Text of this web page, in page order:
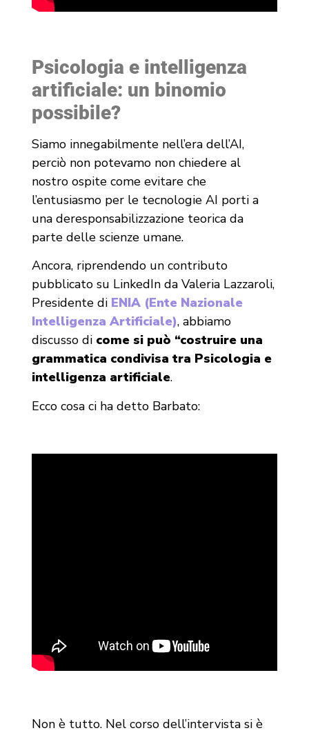
Psicologia e intelligenza
artificiale: un binomio
possibile?
Siamo innegabilmente nell’era dell’AI,
perciò non potevamo non chiedere al
nostro ospite come evitare che
l’entusiasmo per le tecnologie AI porti a
una deresponsabilizzazione teorica da
parte delle scienze umane.
Ancora, riprendendo un contributo
pubblicato su LinkedIn da Valeria Lazzaroli,
Presidente di ENIA (Ente Nazionale
Intelligenza Artificiale), abbiamo
discusso di come si può “costruire una
grammatica condivisa tra Psicologia e
intelligenza artificiale.
Ecco cosa ci ha detto Barbato:
Non è tutto. Nel corso dell’intervista si è